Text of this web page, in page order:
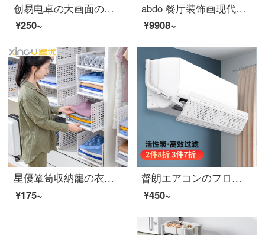
创易电卓の大画面の大きいボタンを携帯して双電源の高顔値のコンピュータの会計の財務の専用の太陽エネルギーネットの赤い同項の執務する学生用の科学関数の多機能型の12桁のボタンの電池/色合わせのあんこの赤いです
¥250~
abdo 餐厅装饰画现代简挂画饭厅餐桌上钟表壁画轻奢餐厅墙面装饰 A 小套(左40*60+右直径33.5+钟表)适合2.
¥9908~
星優箪笥収納籠の衣類収納層仕切り板引出し式衣類収納神器箪笥宿舎収納棚収納籠の低いタイプ-単体包装【46.5*34*13.3】
¥175~
督朗エアコンのフロントパネル防風パネルは活性炭エアコンのフロントパネル通用1-3匹の通用壁掛式エアコンのフレームエアコン防風パネル【適用75~105 cm】
¥450~